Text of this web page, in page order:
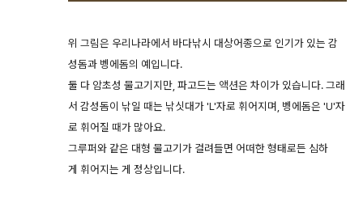
위 그림은 우리나라에서 바다낚시 대상어종으로 인기가 있는 감
성돔과 벵에돔의 예입니다.
둘 다 암초성 물고기지만, 파고드는 액션은 차이가 있습니다. 그래
서 감성돔이 낚일 때는 낚싯대가 'L'자로 휘어지며, 벵에돔은 'U'자
로 휘어질 때가 많아요.
그루퍼와 같은 대형 물고기가 걸려들면 어떠한 형태로든 심하
게 휘어지는 게 정상입니다.